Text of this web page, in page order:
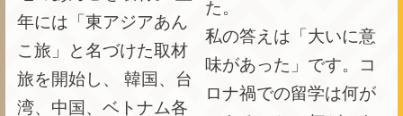
年には「東アジアあん
こ旅」と名づけた取材
旅を開始し、 韓国、台
湾、中国、ベトナム各
た。
私の答えは「大いに意
味があった」です。コ
ロナ禍での留学は何が